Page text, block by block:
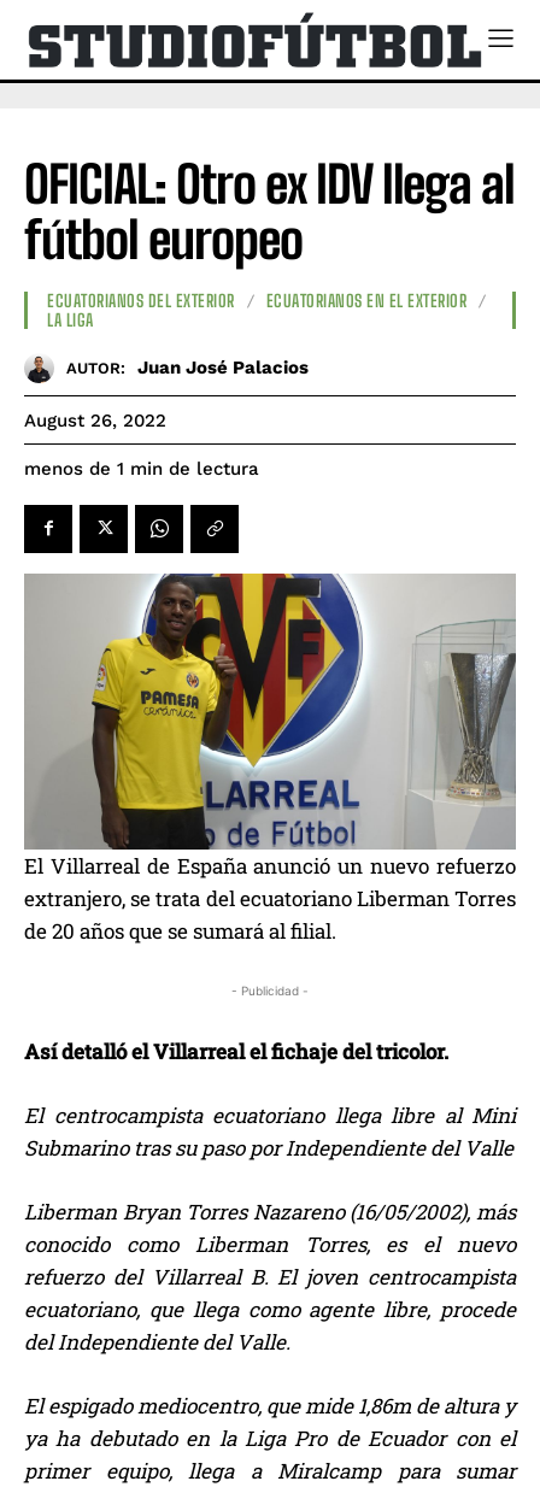
OFICIAL: Otro ex IDV llega al
fútbol europeo
ECUATORIANOS DEL EXTERIOR
ECUATORIANOS EN EL EXTERIOR
LA LIGA
AUTOR: Juan José Palacios
August 26, 2022
menos de 1 min de lectura
El Villarreal de España anunció un nuevo refuerzo
extranjero, se trata del ecuatoriano Liberman Torres
de 20 años que se sumará al filial.
- Publicidad -
Así detalló el Villarreal el fichaje del tricolor.
El centrocampista ecuatoriano llega libre al Mini
Submarino tras su paso por Independiente del Valle
Liberman Bryan Torres Nazareno (16/05/2002), más
conocido como Liberman Torres, es el nuevo
refuerzo del Villarreal B. El joven centrocampista
ecuatoriano, que llega como agente libre, procede
del Independiente del Valle.
El espigado mediocentro, que mide 1,86m de altura y
ya ha debutado en la Liga Pro de Ecuador con el
primer equipo, llega a Miralcamp para sumar